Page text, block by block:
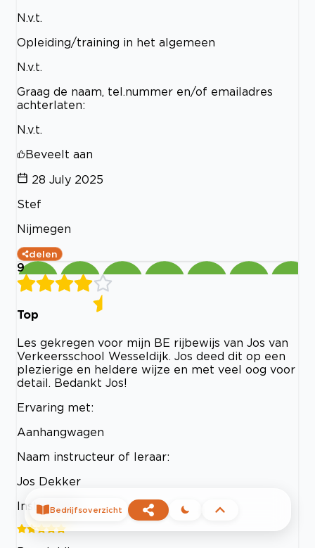
N.v.t.
Opleiding/training in het algemeen
N.v.t.
Graag de naam, tel.nummer en/of emailadres
achterlaten:
N.v.t.
Beveelt aan
28 July 2025
Stef
Nijmegen
delen
9
Top
Les gekregen voor mijn BE rijbewijs van Jos van
Verkeersschool Wesseldijk. Jos deed dit op een
plezierige en heldere wijze en met veel oog voor
detail. Bedankt Jos!
Ervaring met:
Aanhangwagen
Naam instructeur of leraar:
Jos Dekker
InstructeurBedrijfsoverzicht